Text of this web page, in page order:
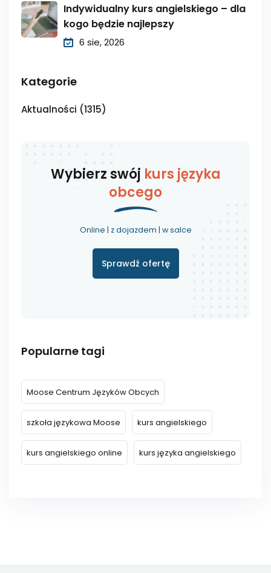
Indywidualny kurs angielskiego – dla
kogo będzie najlepszy
6 sie, 2026
Kategorie
Aktualności (1315)
Wybierz swój kurs języka
obcego
Online | z dojazdem | w salce
Sprawdź ofertę
Popularne tagi
Moose Centrum Języków Obcych
szkoła językowa Moose kurs angielskiego
kurs angielskiego online kurs języka angielskiego